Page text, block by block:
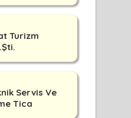
Turizm
Servis Ve
Tica